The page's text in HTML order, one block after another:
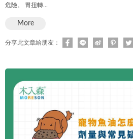
危險。 胃扭轉...
More
分享此文章給朋友：